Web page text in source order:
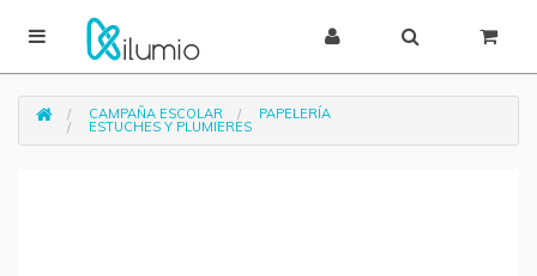
CAMPAÑA ESCOLAR PAPELERÍA
ESTUCHES Y PLUMIERES